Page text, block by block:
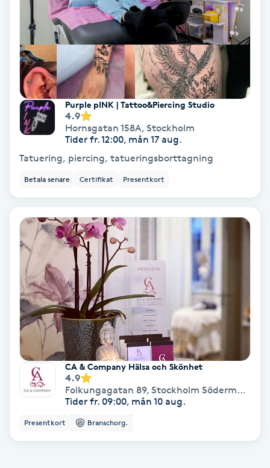
Gellack
Gellack med förstärkning
Gravidmassage
Gravidyoga
Gruppträning
Gua Sha-massage
Hatha Yoga
Headspa
Healing
Herrklippning
Purple pINK | Tattoo&Piercing Studio
4.9
Hornsgatan 158A, Stockholm
Tider fr. 12:00, mån 17 aug.
Tatuering, piercing, tatueringsborttagning
Betala senare Certifikat Presentkort
CA & Company Hälsa och Skönhet
4.9
Folkungagatan 89, Stockholm Södermalm
Tider fr. 09:00, mån 10 aug.
Presentkort Branschorg.